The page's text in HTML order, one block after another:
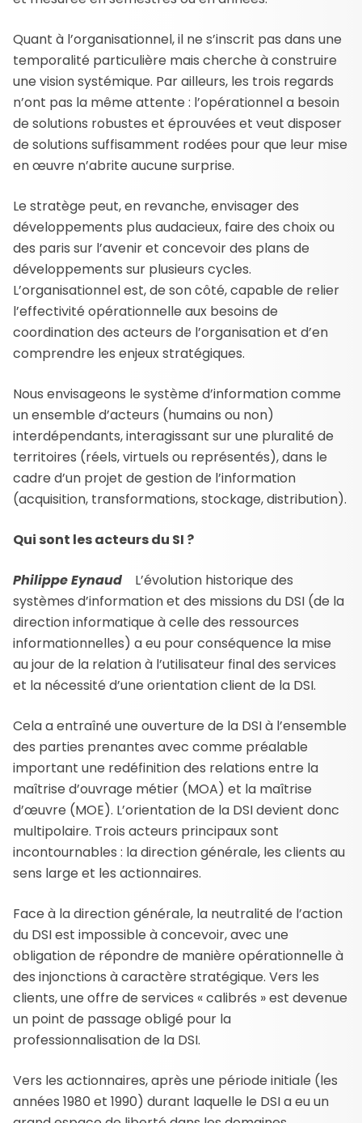
Quant à l’organisationnel, il ne s’inscrit pas dans une
temporalité particulière mais cherche à construire
une vision systémique. Par ailleurs, les trois regards
n’ont pas la même attente : l’opérationnel a besoin
de solutions robustes et éprouvées et veut disposer
de solutions suffisamment rodées pour que leur mise
en œuvre n’abrite aucune surprise.
Le stratège peut, en revanche, envisager des
développements plus audacieux, faire des choix ou
des paris sur l’avenir et concevoir des plans de
développements sur plusieurs cycles.
L’organisationnel est, de son côté, capable de relier
l’effectivité opérationnelle aux besoins de
coordination des acteurs de l’organisation et d’en
comprendre les enjeux stratégiques.
Nous envisageons le système d’information comme
un ensemble d’acteurs (humains ou non)
interdépendants, interagissant sur une pluralité de
territoires (réels, virtuels ou représentés), dans le
cadre d’un projet de gestion de l’information
(acquisition, transformations, stockage, distribution).
Qui sont les acteurs du SI ?
Philippe Eynaud L’évolution historique des
systèmes d’information et des missions du DSI (de la
direction informatique à celle des ressources
informationnelles) a eu pour conséquence la mise
au jour de la relation à l’utilisateur final des services
et la nécessité d’une orientation client de la DSI.
Cela a entraîné une ouverture de la DSI à l’ensemble
des parties prenantes avec comme préalable
important une redéfinition des relations entre la
maîtrise d’ouvrage métier (MOA) et la maîtrise
d’œuvre (MOE). L’orientation de la DSI devient donc
multipolaire. Trois acteurs principaux sont
incontournables : la direction générale, les clients au
sens large et les actionnaires.
Face à la direction générale, la neutralité de l’action
du DSI est impossible à concevoir, avec une
obligation de répondre de manière opérationnelle à
des injonctions à caractère stratégique. Vers les
clients, une offre de services « calibrés » est devenue
un point de passage obligé pour la
professionnalisation de la DSI.
Vers les actionnaires, après une période initiale (les
années 1980 et 1990) durant laquelle le DSI a eu un